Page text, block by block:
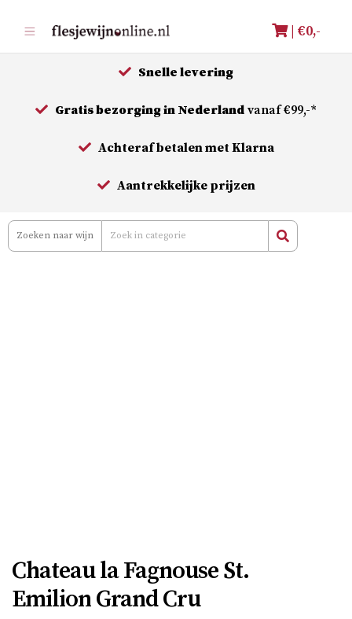
naar
de
| €0,-
Snelle levering
Gratis bezorging in Nederland vanaf €99,-*
Achteraf betalen met Klarna
Aantrekkelijke prijzen
Chateau la Fagnouse St.
Emilion Grand Cru